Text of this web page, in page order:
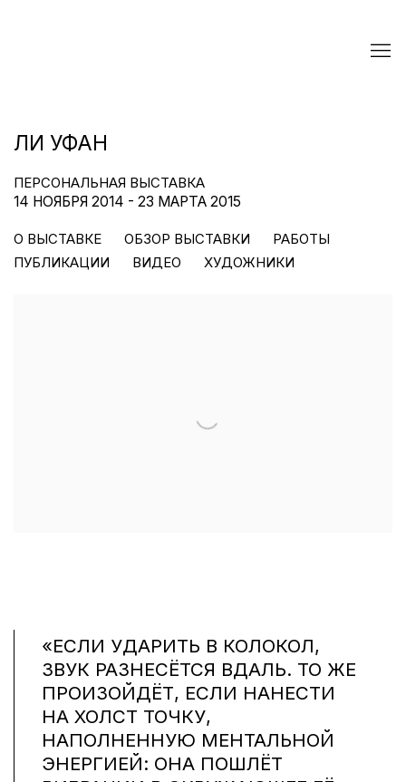
ЛИ УФАН
ПЕРСОНАЛЬНАЯ ВЫСТАВКА
14 НОЯБРЯ 2014 - 23 МАРТА 2015
О ВЫСТАВКЕ ОБЗОР ВЫСТАВКИ
РАБОТЫ
ПУБЛИКАЦИИ
ВИДЕО ХУДОЖНИКИ
«ЕСЛИ УДАРИТЬ В КОЛОКОЛ,
ЗВУК РАЗНЕСЁТСЯ ВДАЛЬ. ТО ЖЕ
ПРОИЗОЙДЁТ, ЕСЛИ НАНЕСТИ
НА ХОЛСТ ТОЧКУ,
НАПОЛНЕННУЮ МЕНТАЛЬНОЙ
ЭНЕРГИЕЙ: ОНА ПОШЛЁТ